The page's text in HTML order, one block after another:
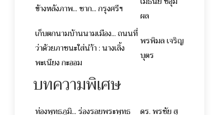
ข้างหลังภาพ... ซาก... กรุงศรีฯ
ผล
เก็บตกนามบ้านนามเมือง... ถนนที่
ว่าด้วยภาชนะใส่นำ้า : นางเลิ้ง
พะเนียง กะออม
พรพิมล เจริญ
บุตร
บทความพิเศษ
ท่องพุทธภูมิ... ร่องรอยพระพุทธ
ดร. พรชัย สุ